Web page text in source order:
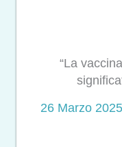
“La
26 Marzo 2025